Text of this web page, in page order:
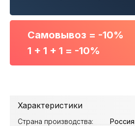
Самовывоз = -10%
1 + 1 + 1 = -10%
Характеристики
Страна производства: